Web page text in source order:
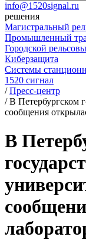
info@1520signal.ru
решения
Магистральный
Промышленный
Городской
Киберзащита
Системы
1520 сигнал
/Пресс-центр
/В Петербургском
сообщения
В